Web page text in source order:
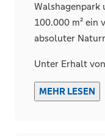
Walshagenpark
100.000 m² ein
absoluter
Unter Erhalt
Beachtung des
es
MEHR LESEN